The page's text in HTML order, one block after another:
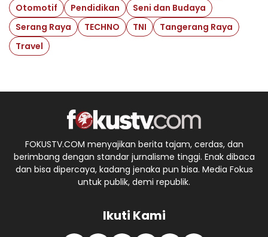
Otomotif
Pendidikan
Seni dan Budaya
Serang Raya
TECHNO TNI
Tangerang Raya
Travel
FOKUSTV.COM menyajikan berita tajam, cerdas, dan
berimbang dengan standar jurnalisme tinggi. Enak dibaca
dan bisa dipercaya, kadang jenaka pun bisa. Media Fokus
untuk publik, demi republik.
Ikuti Kami